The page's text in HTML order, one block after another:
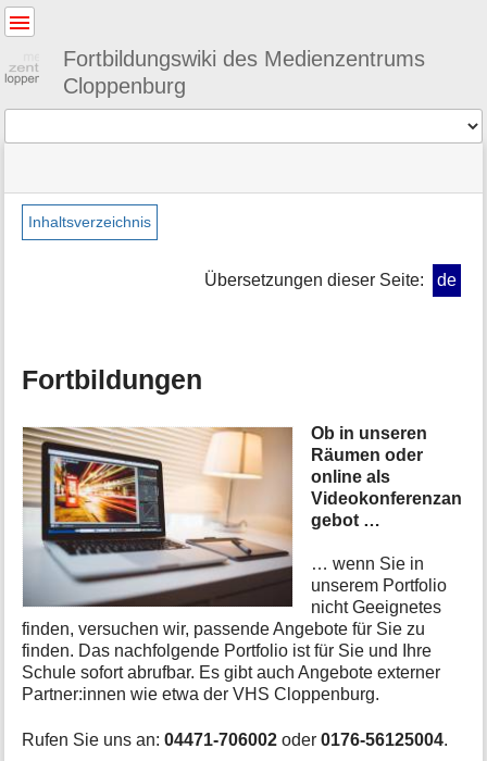
Fortbildungswiki des Medienzentrums
Cloppenburg
befinden
sich
hier:
»
fortbildung
Seiten-
Werkzeuge
m
a
t
i
z
u
r
S
e
t
e
Inhaltsverzeichnis
Übersetzungen dieser Seite: de
Fortbildungen
Ob in unseren
Räumen oder
online als
Videokonferenzan
gebot …
… wenn Sie in
unserem Portfolio
nicht Geeignetes
finden, versuchen wir, passende Angebote für Sie zu
finden. Das nachfolgende Portfolio ist für Sie und Ihre
Schule sofort abrufbar. Es gibt auch Angebote externer
Partner:innen wie etwa der VHS Cloppenburg.
Rufen Sie uns an:04471-706002 oder0176-56125004.